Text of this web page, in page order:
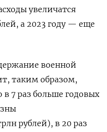
увеличатся
а 2023 году — еще
военной
таким образом,
в 7 раз больше годовых
рублей), в 20 раз